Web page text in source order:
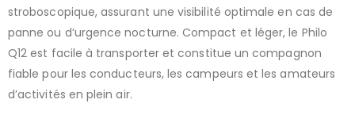
stroboscopique, assurant une visibilité optimale en cas de
panne ou d’urgence nocturne. Compact et léger, le Philo
Q12 est facile à transporter et constitue un compagnon
fiable pour les conducteurs, les campeurs et les amateurs
d’activités en plein air.